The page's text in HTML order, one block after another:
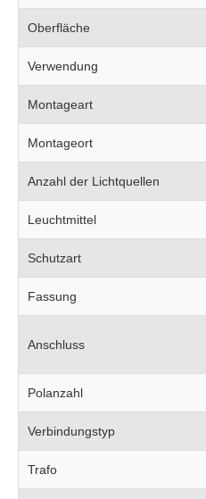
Oberfläche
Verwendung
Montageart
Montageort
Anzahl der Lichtquellen
Leuchtmittel
Schutzart
Fassung
Anschluss
Polanzahl
Verbindungstyp
Trafo